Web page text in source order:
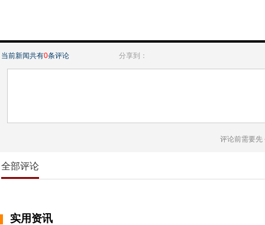
当前新闻共有0条评论 分享到：
评论前需要先
全部评论
实用资讯